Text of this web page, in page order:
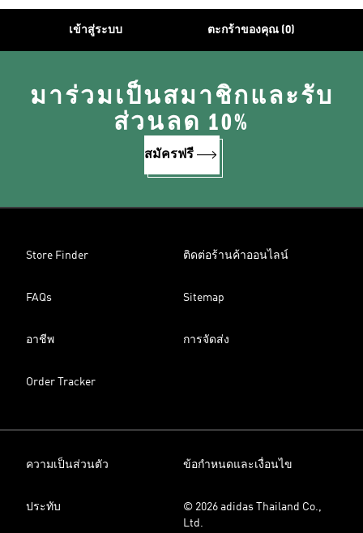
เข้าสู่ระบบ ตะกร้าของคุณ (0)
มาร่วมเป็นสมาชิกและรับ
ส่วนลด 10%
สมัครฟรี
Store Finder ติดต่อร้านค้าออนไลน์
FAQs Sitemap
อาชีพ การจัดส่ง
Order Tracker
ความเป็นส่วนตัว ข้อกำหนดและเงื่อนไข
ประทับ
© 2026 adidas Thailand Co.,
Ltd.